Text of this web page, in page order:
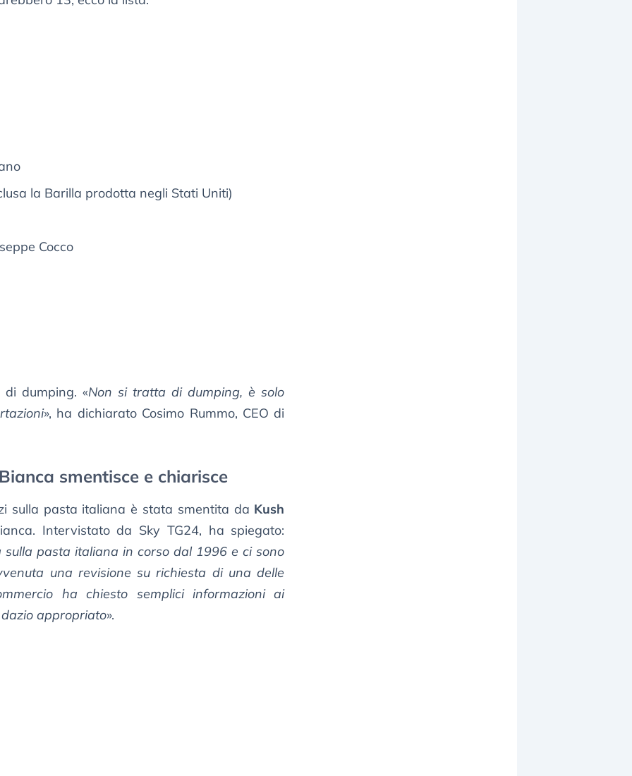
la Barilla prodotta negli Stati Uniti)
Cocco
di dumping. «Non si tratta di dumping, è solo
», ha dichiarato Cosimo Rummo, CEO di
smentisce e chiarisce
sulla pasta italiana è stata smentita da Kush
Intervistato da Sky TG24, ha spiegato:
sulla pasta italiana in corso dal 1996 e ci sono
una revisione su richiesta di una delle
ha chiesto semplici informazioni ai
appropriato».